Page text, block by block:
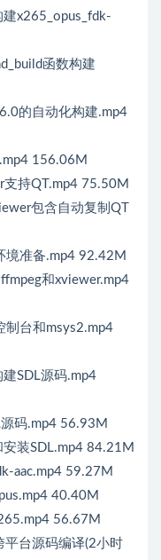
x265_opus_fdk-
函数构建
的自动化构建.mp4
156.06M
持QT.mp4 75.50M
包含自动复制QT
境准备.mp4 92.42M
和xviewer.mp4
制台和msys2.mp4
SDL源码.mp4
码.mp4 56.93M
装SDL.mp4 84.21M
aac.mp4 59.27M
40.40M
56.67M
台源码编译(2小时